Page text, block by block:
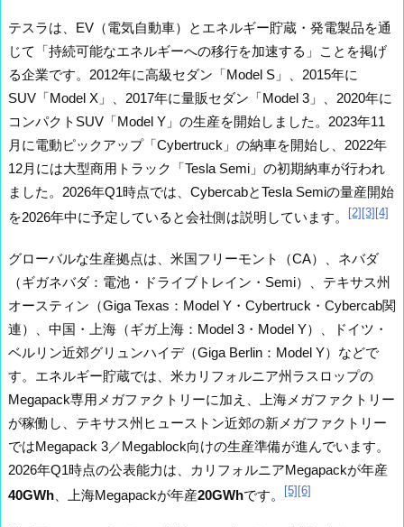
テスラは、EV（電気自動車）とエネルギー貯蔵・発電製品を通
じて「持続可能なエネルギーへの移行を加速する」ことを掲げ
る企業です。2012年に高級セダン「Model S」、2015年に
SUV「Model X」、2017年に量販セダン「Model 3」、2020年に
コンパクトSUV「Model Y」の生産を開始しました。2023年11
月に電動ピックアップ「Cybertruck」の納車を開始し、2022年
12月には大型商用トラック「Tesla Semi」の初期納車が行われ
ました。2026年Q1時点では、CybercabとTesla Semiの量産開始
を2026年中に予定していると会社側は説明しています。
[2] [3] [4]
グローバルな生産拠点は、米国フリーモント（CA）、ネバダ
（ギガネバダ：電池・ドライブトレイン・Semi）、テキサス州
オースティン（Giga Texas：Model Y・Cybertruck・Cybercab関
連）、中国・上海（ギガ上海：Model 3・Model Y）、ドイツ・
ベルリン近郊グリュンハイデ（Giga Berlin：Model Y）などで
す。エネルギー貯蔵では、米カリフォルニア州ラスロップの
Megapack専用メガファクトリーに加え、上海メガファクトリー
が稼働し、テキサス州ヒューストン近郊の新メガファクトリー
ではMegapack 3／Megablock向けの生産準備が進んでいます。
2026年Q1時点の公表能力は、カリフォルニアMegapackが年産
40GWh 、上海Megapackが年産20GWhです。 [5] [6]